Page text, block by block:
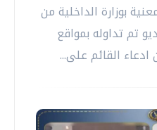
بوزارة الداخلية من
تم تداوله بمواقع
القائم على...